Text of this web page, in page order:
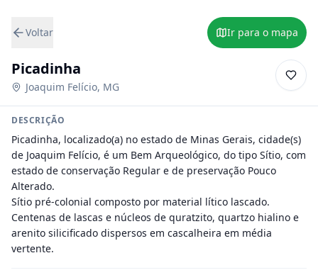
Voltar Ir para o mapa
Picadinha
Joaquim Felício, MG
DESCRIÇÃO
Picadinha, localizado(a) no estado de Minas Gerais, cidade(s)
de Joaquim Felício, é um Bem Arqueológico, do tipo Sítio, com
estado de conservação Regular e de preservação Pouco
Alterado.
Sítio pré-colonial composto por material lítico lascado.
Centenas de lascas e núcleos de quratzito, quartzo hialino e
arenito silicificado dispersos em cascalheira em média
vertente.